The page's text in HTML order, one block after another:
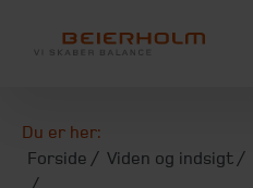
Du er her:
Forside
Viden og indsigt